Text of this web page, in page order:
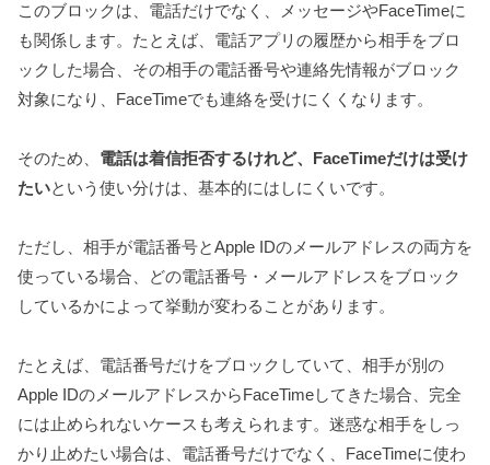
このブロックは、電話だけでなく、メッセージやFaceTimeに
も関係します。たとえば、電話アプリの履歴から相手をブロ
ックした場合、その相手の電話番号や連絡先情報がブロック
対象になり、FaceTimeでも連絡を受けにくくなります。
そのため、 電話は着信拒否するけれど、FaceTimeだけは受け
たいという使い分けは、基本的にはしにくいです。
ただし、相手が電話番号とApple IDのメールアドレスの両方を
使っている場合、どの電話番号・メールアドレスをブロック
しているかによって挙動が変わることがあります。
たとえば、電話番号だけをブロックしていて、相手が別の
Apple IDのメールアドレスからFaceTimeしてきた場合、完全
には止められないケースも考えられます。迷惑な相手をしっ
かり止めたい場合は、電話番号だけでなく、FaceTimeに使わ